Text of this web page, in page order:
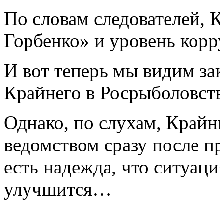
По словам
Горбенко» и уровень
И вот теперь мы видим
Крайнего в
Однако, по слухам,
ведомством сразу после
есть надежда, что
улучшится…